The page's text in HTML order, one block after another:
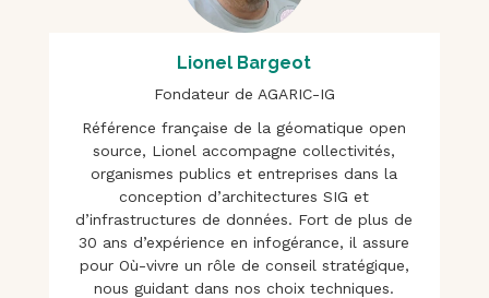
Lionel Bargeot
Fondateur de AGARIC-IG
Référence française de la géomatique open
source, Lionel accompagne collectivités,
organismes publics et entreprises dans la
conception d’architectures SIG et
d’infrastructures de données. Fort de plus de
30 ans d’expérience en infogérance, il assure
pour Où-vivre un rôle de conseil stratégique,
nous guidant dans nos choix techniques.